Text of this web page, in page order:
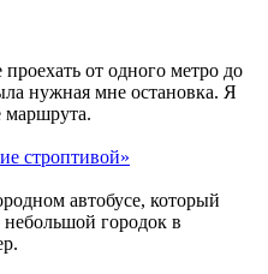
от одного метро до
нужная мне остановка. Я
маршрута.
строптивой»
автобусе, который
небольшой городок в